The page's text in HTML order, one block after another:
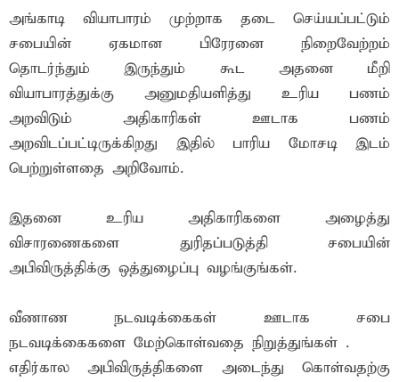
அங்காடி வியாபாரம் முற்றாக தடை செய்யப்பட்டும்
சபையின் ஏகமான பிரேரனை நிறைவேற்றம்
தொடர்ந்தும் இருந்தும் கூட அதனை மீறி
வியாபாரத்துக்கு அனுமதியளித்து உரிய பணம்
அறவிடும் அதிகாரிகள் ஊடாக பணம்
அறவிடப்பட்டிருக்கிறது இதில் பாரிய மோசடி இடம்
பெற்றுள்ளதை அறிவோம்.
இதனை உரிய அதிகாரிகளை அழைத்து
விசாரணைகளை துரிதப்படுத்தி சபையின்
அபிவிருத்திக்கு ஒத்துழைப்பு வழங்குங்கள்.
வீணாண நடவடிக்கைகள் ஊடாக சபை
நடவடிக்கைகளை மேற்கொள்வதை நிறுத்துங்கள் .
எதிர்கால அபிவிருத்திகளை அடைந்து கொள்வதற்கு